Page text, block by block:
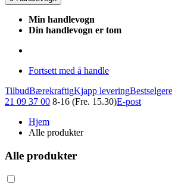
Min handlevogn
Din handlevogn er tom
Fortsett med å handle
TilbudBærekraftigKjapp leveringBestselgere
21 09 37 00 8-16 (Fre. 15.30)E-post
Hjem
Alle produkter
Alle produkter